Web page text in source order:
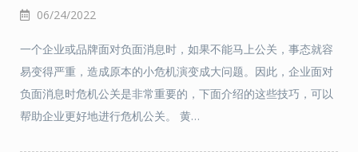
06/24/2022
一个企业或品牌面对负面消息时，如果不能马上公关，事态就容
易变得严重，造成原本的小危机演变成大问题。因此，企业面对
负面消息时危机公关是非常重要的，下面介绍的这些技巧，可以
帮助企业更好地进行危机公关。 黄…